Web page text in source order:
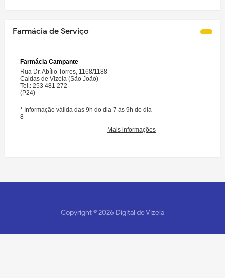
Farmácia de Serviço
Copyright ©2026 Digital de Vizela